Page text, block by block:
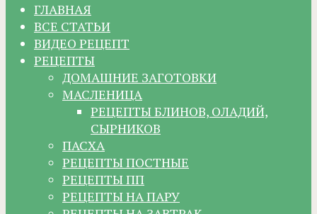
ГЛАВНАЯ
ВСЕ СТАТЬИ
ВИДЕО РЕЦЕПТ
РЕЦЕПТЫ
ДОМАШНИЕ ЗАГОТОВКИ
МАСЛЕНИЦА
РЕЦЕПТЫ БЛИНОВ, ОЛАДИЙ,
СЫРНИКОВ
ПАСХА
РЕЦЕПТЫ ПОСТНЫЕ
РЕЦЕПТЫ ПП
РЕЦЕПТЫ НА ПАРУ